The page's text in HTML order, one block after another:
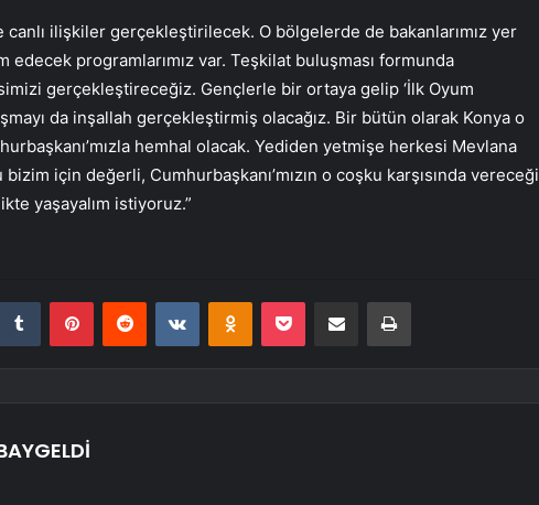
ilişkiler gerçekleştirilecek. O bölgelerde de bakanlarımız yer
edecek programlarımız var. Teşkilat buluşması formunda
gerçekleştireceğiz. Gençlerle bir ortaya gelip ‘İlk Oyum
da inşallah gerçekleştirmiş olacağız. Bir bütün olarak Konya o
hemhal olacak. Yediden yetmişe herkesi Mevlana
için değerli, Cumhurbaşkanı’mızın o coşku karşısında vereceği
yaşayalım istiyoruz.”
Tumblr PinterestReddit VKontakteOdnoklassniki
Pocket E-Posta ile paylaş Yazdır